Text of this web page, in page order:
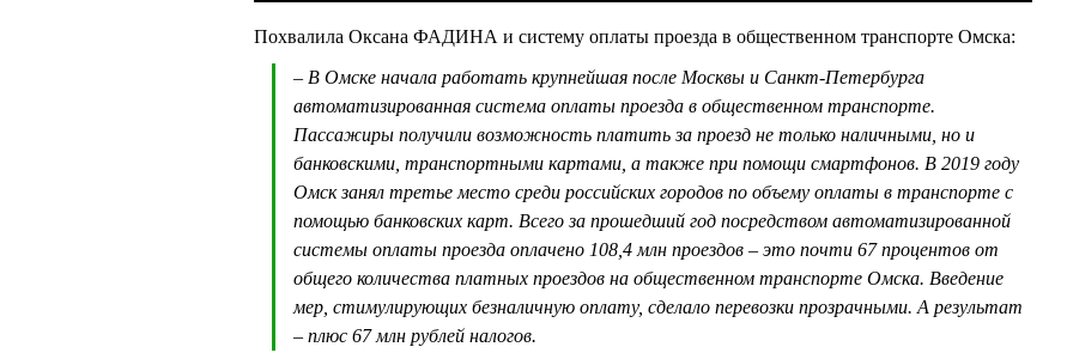
Похвалила Оксана ФАДИНА и систему оплаты проезда в общественном транспорте Омска:
– В Омске начала работать крупнейшая после Москвы и Санкт-Петербурга
автоматизированная система оплаты проезда в общественном транспорте.
Пассажиры получили возможность платить за проезд не только наличными, но и
банковскими, транспортными картами, а также при помощи смартфонов. В 2019 году
Омск занял третье место среди российских городов по объему оплаты в транспорте с
помощью банковских карт. Всего за прошедший год посредством автоматизированной
системы оплаты проезда оплачено 108,4 млн проездов – это почти 67 процентов от
общего количества платных проездов на общественном транспорте Омска. Введение
мер, стимулирующих безналичную оплату, сделало перевозки прозрачными. А результат
– плюс 67 млн рублей налогов.